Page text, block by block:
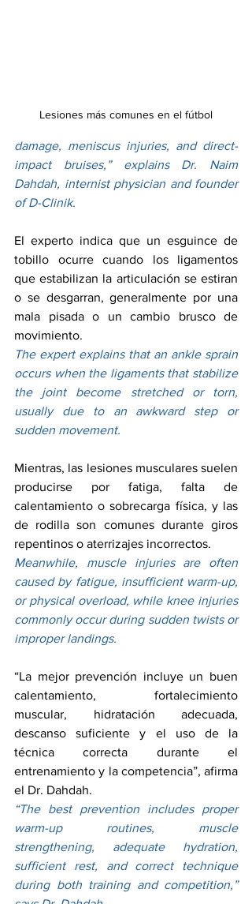
Lesiones más comunes en el fútbol
damage, meniscus injuries, and direct-
impact bruises,” explains Dr. Naim
Dahdah, internist physician and founder
of D-Clinik.
El experto indica que un esguince de
tobillo ocurre cuando los ligamentos
que estabilizan la articulación se estiran
o se desgarran, generalmente por una
mala pisada o un cambio brusco de
movimiento.
The expert explains that an ankle sprain
occurs when the ligaments that stabilize
the joint become stretched or torn,
usually due to an awkward step or
sudden movement.
Mientras, las lesiones musculares suelen
producirse por fatiga, falta de
calentamiento o sobrecarga física, y las
de rodilla son comunes durante giros
repentinos o aterrizajes incorrectos.
Meanwhile, muscle injuries are often
caused by fatigue, insufficient warm-up,
or physical overload, while knee injuries
commonly occur during sudden twists or
improper landings.
“La mejor prevención incluye un buen
calentamiento, fortalecimiento
muscular, hidratación adecuada,
descanso suficiente y el uso de la
técnica correcta durante el
entrenamiento y la competencia”, afirma
el Dr. Dahdah.
“The best prevention includes proper
warm-up routines, muscle
strengthening, adequate hydration,
sufficient rest, and correct technique
during both training and competition,”